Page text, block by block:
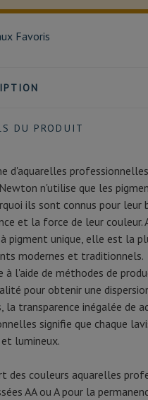
Favoris
DU PRODUIT
d'aquarelles professionnelles
n'utilise que les
ils sont connus pour leur
et la force de leur couleur.
pigment unique, elle est la
modernes et traditionnels.
à l'aide de méthodes de
pour obtenir une
la transparence inégalée de
signifie que chaque
lumineux.
des couleurs aquarelles
AA ou A pour la